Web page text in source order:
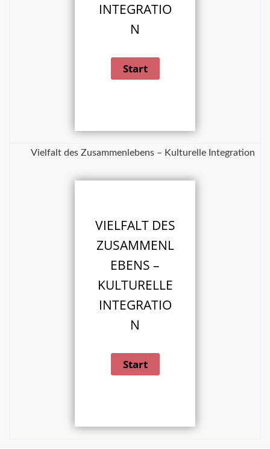
INTEGRATIO
N
Vielfalt des Zusammenlebens – Kulturelle Integration
VIELFALT DES
ZUSAMMENL
EBENS –
KULTURELLE
INTEGRATIO
N